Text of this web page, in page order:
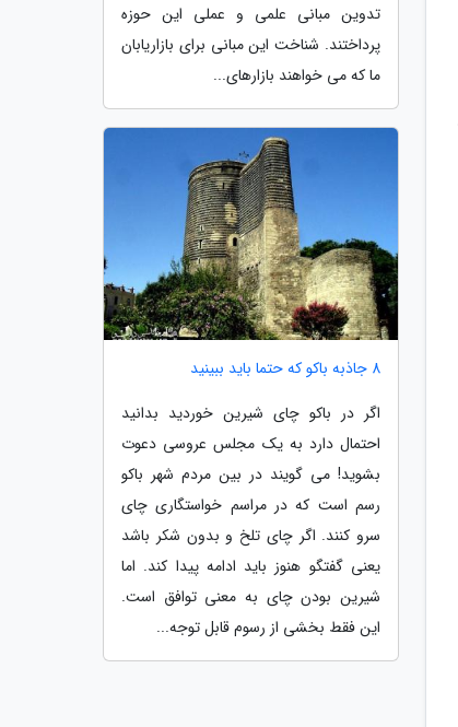
تدوین مبانی علمی و عملی این حوزه
پرداختند. شناخت این مبانی برای بازاریابان
ما که می خواهند بازارهای...
8 جاذبه باکو که حتما باید ببینید
اگر در باکو چای شیرین خوردید بدانید
احتمال دارد به یک مجلس عروسی دعوت
بشوید! می گویند در بین مردم شهر باکو
رسم است که در مراسم خواستگاری چای
سرو کنند. اگر چای تلخ و بدون شکر باشد
یعنی گفتگو هنوز باید ادامه پیدا کند. اما
شیرین بودن چای به معنی توافق است.
این فقط بخشی از رسوم قابل توجه...